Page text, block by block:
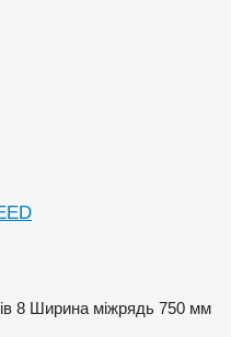
8 Ширина міжрядь 750 мм